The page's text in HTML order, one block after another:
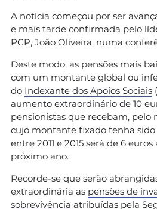
A notícia começou por ser
e mais tarde confirmada pelo
PCP, João Oliveira, numa
Deste modo, as pensões mais
com um montante global ou
do Indexante dos Apoios Sociais
aumento extraordinário de 10
pensionistas que recebam, pelo
cujo montante fixado tenha
entre 2011 e 2015 será de 6
próximo ano.
Recorde-se que serão
extraordinária as pensões de
sobrevivência atribuídas pela